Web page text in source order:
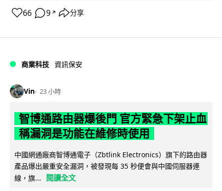
66 9 ↗ 分享
商業科技 資訊保安
Vin 23 小時
智博通路由器爆後門 官方緊急下架止血
稱漏洞是功能在維修時使用
中國網通廠商智博通電子（Zbtlink Electronics）旗下的路由器
產品爆出嚴重安全漏洞，被發現每 35 秒便會與中國伺服器連
線，旗...
閱讀全文